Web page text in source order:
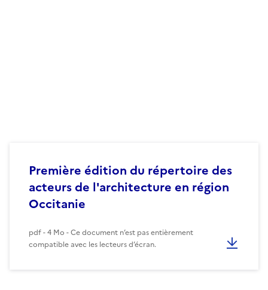
Première édition du répertoire des
acteurs de l'architecture en région
Occitanie
pdf - 4 Mo - Ce document n’est pas entièrement
compatible avec les lecteurs d’écran.